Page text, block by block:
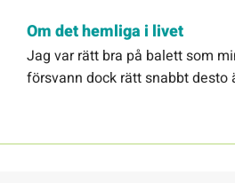
Om det hemliga i livet
Jag var rätt bra på balett som
försvann dock rätt snabbt desto